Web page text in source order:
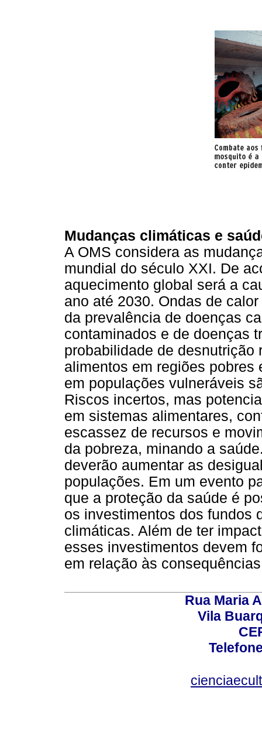
Mudanças climáticas e
A OMS considera as
mundial do século XXI. De
aquecimento global será a
ano até 2030. Ondas de
da prevalência de doenças
contaminados e de doenças
probabilidade de desnutrição
alimentos em regiões pobres
em populações vulneráveis
Riscos incertos, mas
em sistemas alimentares,
escassez de recursos e
da pobreza, minando a
deverão aumentar as
populações. Em um evento
que a proteção da saúde é
os investimentos dos fundos
climáticas. Além de ter
esses investimentos devem
em relação às
Rua Maria
Vila